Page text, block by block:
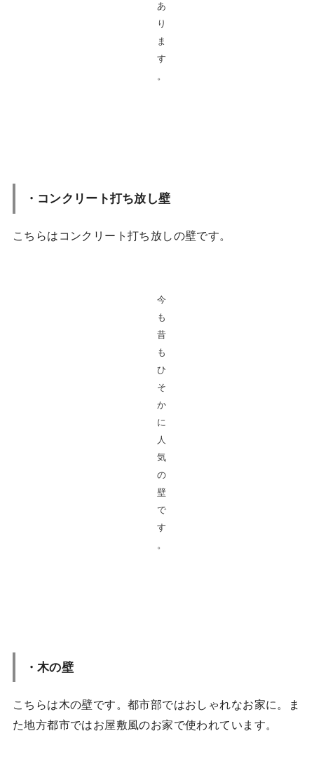
あ
り
ま
す
。
・コンクリート打ち放し壁
こちらはコンクリート打ち放しの壁です。
今
も
昔
も
ひ
そ
か
に
人
気
の
壁
で
す
。
・木の壁
こちらは木の壁です。都市部ではおしゃれなお家に。ま
た地方都市ではお屋敷風のお家で使われています。